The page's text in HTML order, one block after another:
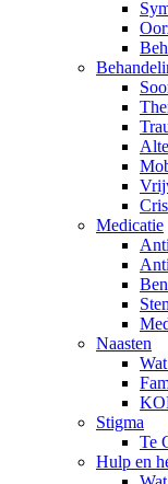
Medicatie
Naasten
Stigma
Te
Hulp en